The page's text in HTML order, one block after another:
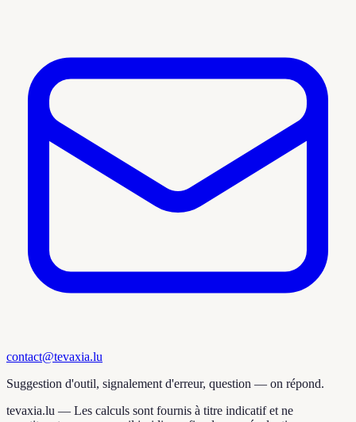
contact@tevaxia.lu
Suggestion d'outil, signalement d'erreur, question — on répond.
tevaxia.lu — Les calculs sont fournis à titre indicatif et ne